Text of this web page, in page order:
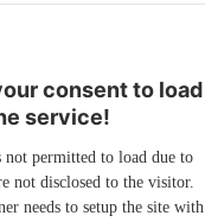
consent to load
service!
not permitted to load due to
not disclosed to the visitor.
needs to setup the site with